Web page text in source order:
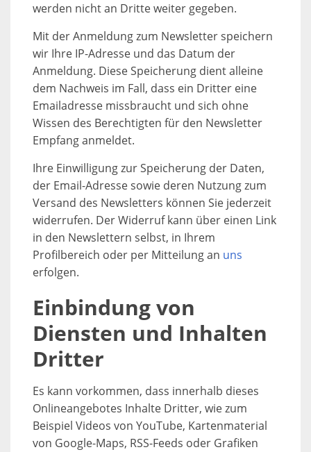
werden nicht an Dritte weiter gegeben.
Mit der Anmeldung zum Newsletter speichern
wir Ihre IP-Adresse und das Datum der
Anmeldung. Diese Speicherung dient alleine
dem Nachweis im Fall, dass ein Dritter eine
Emailadresse missbraucht und sich ohne
Wissen des Berechtigten für den Newsletter
Empfang anmeldet.
Ihre Einwilligung zur Speicherung der Daten,
der Email-Adresse sowie deren Nutzung zum
Versand des Newsletters können Sie jederzeit
widerrufen. Der Widerruf kann über einen Link
in den Newslettern selbst, in Ihrem
Profilbereich oder per Mitteilung an uns
erfolgen.
Einbindung von
Diensten und Inhalten
Dritter
Es kann vorkommen, dass innerhalb dieses
Onlineangebotes Inhalte Dritter, wie zum
Beispiel Videos von YouTube, Kartenmaterial
von Google-Maps, RSS-Feeds oder Grafiken